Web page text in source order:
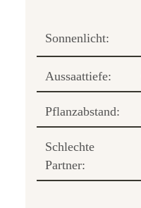
Sonnenlicht:
Aussaattiefe:
Pflanzabstand:
Schlechte
Partner: